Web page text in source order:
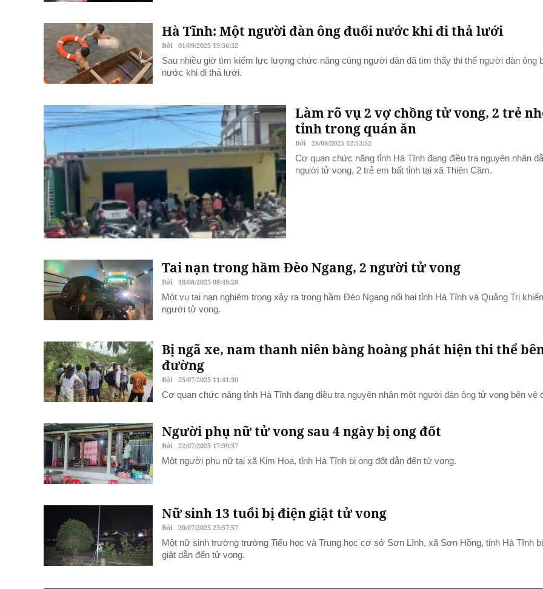
Hà Tĩnh: Một người đàn ông đuối nước khi đi thả lưới
Bởi 01/09/2025 19:36:32
Sau nhiều giờ tìm kiếm lực lượng chức năng cùng người dân đã tìm thấy thi thể người đàn ông
nước khi đi thả lưới.
Làm rõ vụ 2 vợ chồng tử vong, 2 trẻ
tỉnh trong quán ăn
Bởi 28/08/2025 12:53:52
Cơ quan chức năng tỉnh Hà Tĩnh đang điều tra nguyên nhân
người tử vong, 2 trẻ em bất tỉnh tại xã Thiên Cầm.
Tai nạn trong hầm Đèo Ngang, 2 người tử vong
Bởi 18/08/2025 08:48:28
Một vụ tai nạn nghiêm trọng xảy ra trong hầm Đèo Ngang nối hai tỉnh Hà Tĩnh và Quảng Trị
người tử vong.
Bị ngã xe, nam thanh niên bàng hoàng phát hiện thi thể
đường
Bởi 25/07/2025 11:41:30
Cơ quan chức năng tỉnh Hà Tĩnh đang điều tra nguyên nhân một người đàn ông tử vong bên vệ
Người phụ nữ tử vong sau 4 ngày bị ong đốt
Bởi 22/07/2025 17:39:37
Một người phụ nữ tại xã Kim Hoa, tỉnh Hà Tĩnh bị ong đốt dẫn đến tử vong.
Nữ sinh 13 tuổi bị điện giật tử vong
Bởi 20/07/2025 23:57:57
Một nữ sinh trường trường Tiểu học và Trung học cơ sở Sơn Lĩnh, xã Sơn Hồng, tỉnh Hà Tĩnh
giật dẫn đến tử vong.